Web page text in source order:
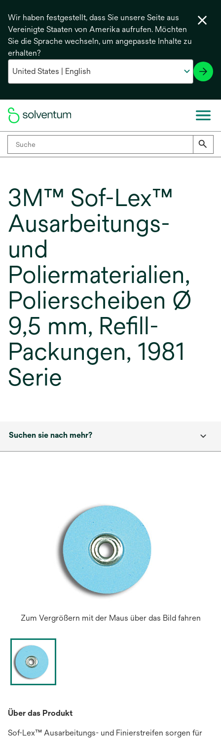
Wir haben festgestellt, dass Sie unsere Seite aus
Vereinigte Staaten von Amerika aufrufen. Möchten
Sie die Sprache wechseln, um angepasste Inhalte zu
erhalten?
3M™ Sof-Lex™
Ausarbeitungs-
und
Poliermaterialien,
Polierscheiben Ø
9,5 mm, Refill-
Packungen, 1981
Serie
Suchen sie nach mehr?
Zum Vergrößern mit der Maus über das Bild fahren
Über das Produkt
Sof-Lex™ Ausarbeitungs- und Finierstreifen sorgen für